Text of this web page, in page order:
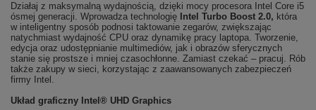
Działaj z maksymalną wydajnością, dzięki mocy procesora Intel Core i5
ósmej generacji. Wprowadza technologię Intel Turbo Boost 2.0, która
w inteligentny sposób podnosi taktowanie zegarów, zwiększając
natychmiast wydajność CPU oraz dynamikę pracy laptopa. Tworzenie,
edycja oraz udostępnianie multimediów, jak i obrazów sferycznych
stanie się prostsze i mniej czasochłonne. Zamiast czekać – pracuj. Rób
także zakupy w sieci, korzystając z zaawansowanych zabezpieczeń
firmy Intel.
Układ graficzny Intel® UHD Graphics